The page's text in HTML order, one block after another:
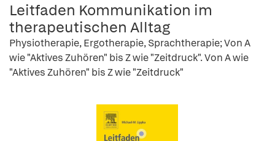
Leitfaden Kommunikation im
therapeutischen Alltag
Physiotherapie, Ergotherapie, Sprachtherapie; Von A
wie "Aktives Zuhören" bis Z wie "Zeitdruck". Von A wie
"Aktives Zuhören" bis Z wie "Zeitdruck"